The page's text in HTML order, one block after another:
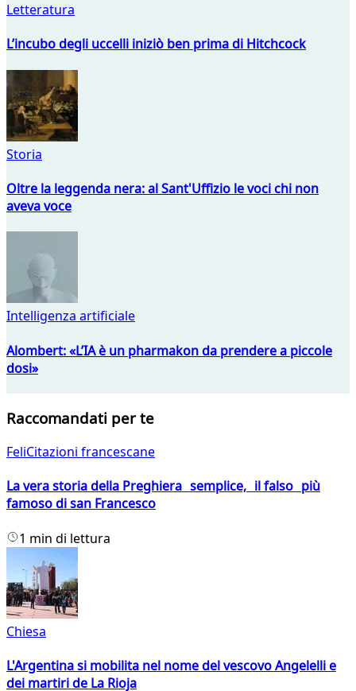
Letteratura
L’incubo degli uccelli iniziò ben prima di Hitchcock
Storia
Oltre la leggenda nera: al Sant'Uffizio le voci chi non
aveva voce
Intelligenza artificiale
Alombert: «L’IA è un pharmakon da prendere a piccole
dosi»
Raccomandati per te
FeliCitazioni francescane
La vera storia della Preghiera semplice, il falso più
famoso di san Francesco
1 min di lettura
Chiesa
L'Argentina si mobilita nel nome del vescovo Angelelli e
dei martiri de La Rioja